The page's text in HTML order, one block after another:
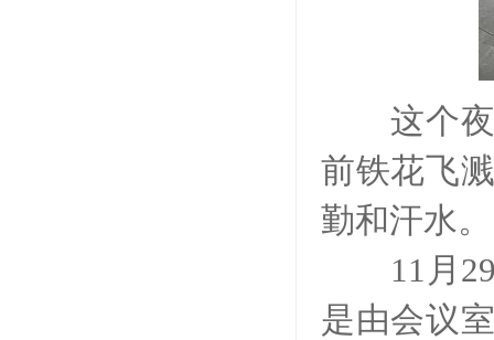
这个夜
前铁花飞
勤和汗水。
11月29
是由会议